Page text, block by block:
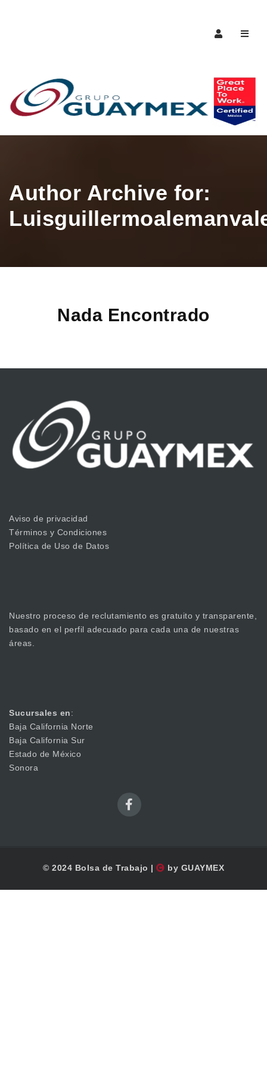
Author Archive for:
Nada Encontrado
Aviso de privacidad
Términos y Condiciones
Política de Uso de Datos
Nuestro proceso de reclutamiento es gratuito y transparente,
basado en el perfil adecuado para cada una de nuestras
áreas.
Sucursales en:
Baja California Norte
Baja California Sur
Estado de México
Sonora
© 2024 Bolsa de Trabajo | by GUAYMEX